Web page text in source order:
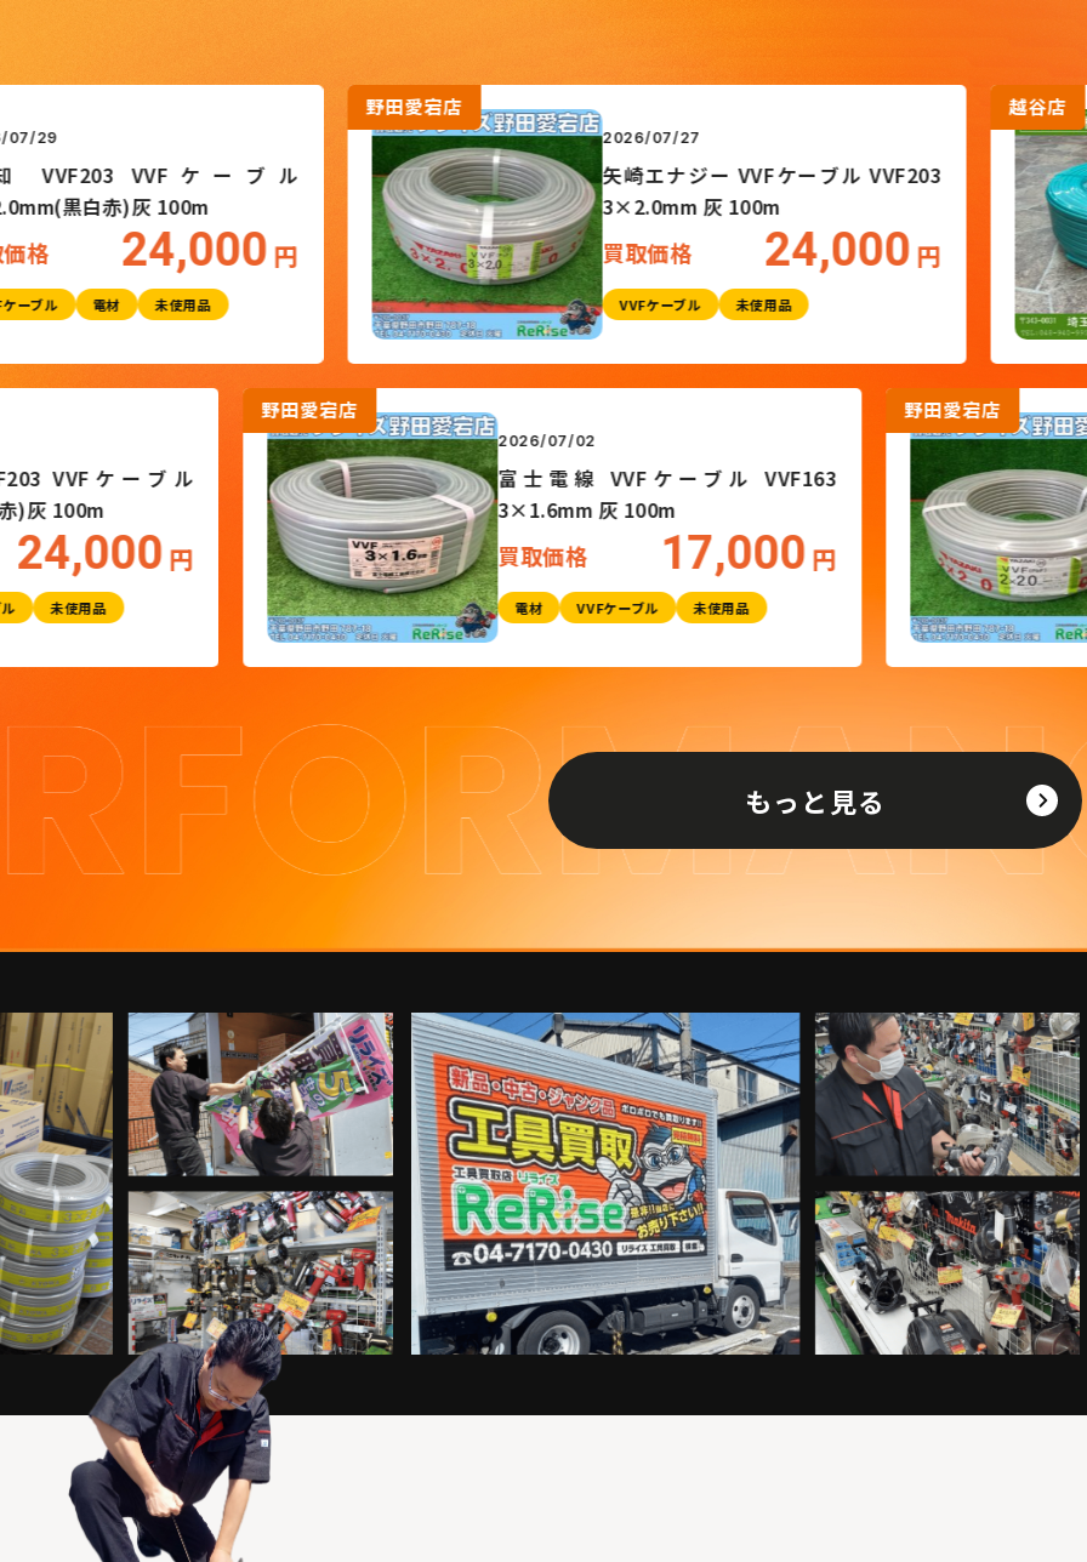
VVFケーブル
赤)灰 100m
24,000 円
電材 未使用品
野田愛宕店
2026/07/27
矢崎エナジー VVFケーブル VVF203
3×2.0mm 灰 100m
買取価格 24,000 円
VVFケーブル 未使用品
富士電線 VVF203 VVFケーブル
3×2.0mm(黒白赤)灰 100m
買取価格 24,000円
VVFケーブル 未使用品
富士電線 VVFケーブル
3×1.6mm 灰 100m
買取価格 17,000
VVFケーブル 未使用品
もっと見る